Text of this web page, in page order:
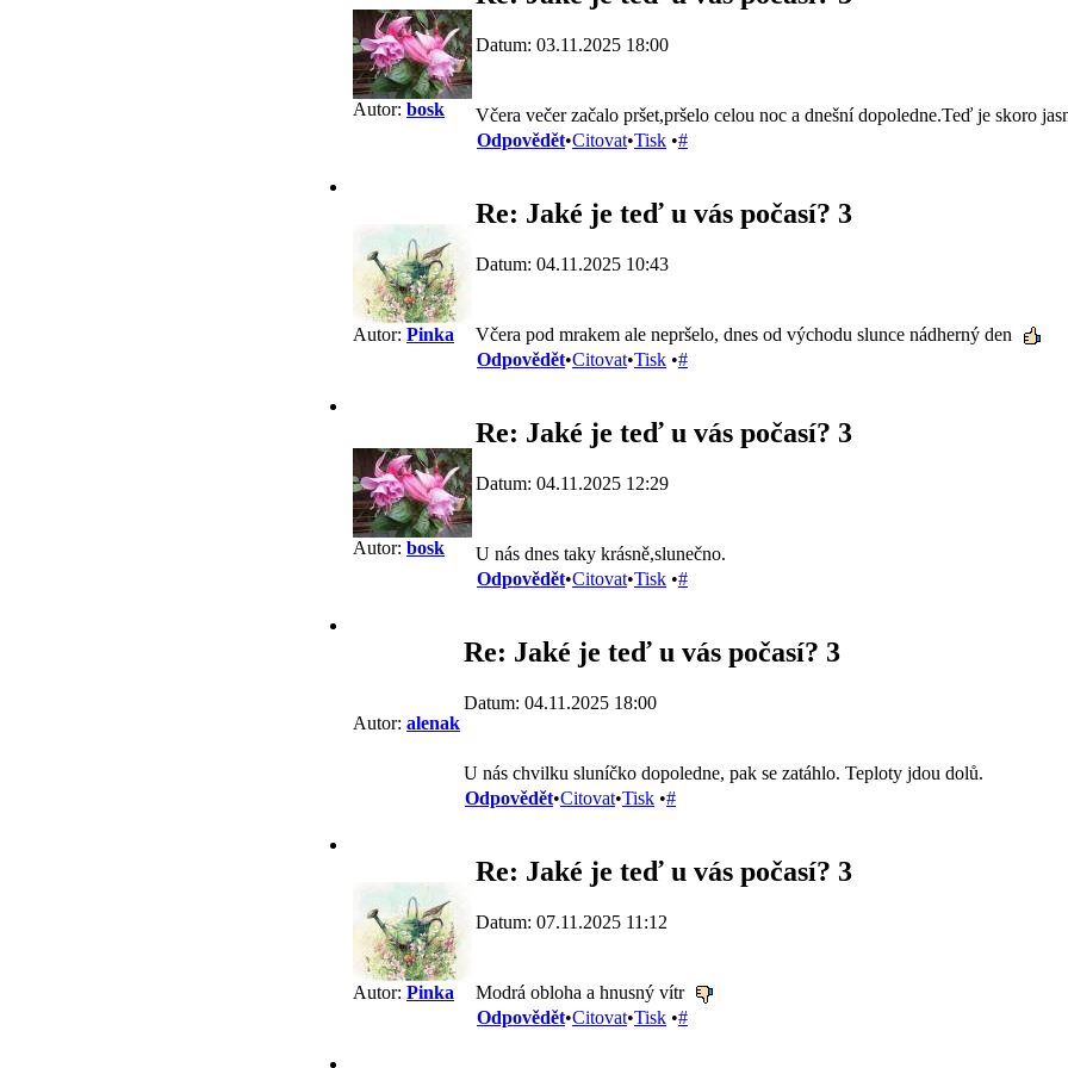
Autor: bosk
Datum: 03.11.2025 18:00
Včera večer začalo pršet,pršelo celou noc a dnešní dopoledne.Teď je skoro
Odpovědět•Citovat•Tisk •#
Autor: Pinka
Re: Jaké je teď u vás počasí? 3
Datum: 04.11.2025 10:43
Včera pod mrakem ale nepršelo, dnes od východu slunce nádherný den
Odpovědět•Citovat•Tisk •#
Autor: bosk
Re: Jaké je teď u vás počasí? 3
Datum: 04.11.2025 12:29
U nás dnes taky krásně,slunečno.
Odpovědět•Citovat•Tisk •#
Autor: alenak
Re: Jaké je teď u vás počasí? 3
Datum: 04.11.2025 18:00
U nás chvilku sluníčko dopoledne, pak se zatáhlo. Teploty jdou dolů.
Odpovědět•Citovat•Tisk •#
Autor: Pinka
Re: Jaké je teď u vás počasí? 3
Datum: 07.11.2025 11:12
Modrá obloha a hnusný vítr
Odpovědět•Citovat•Tisk •#